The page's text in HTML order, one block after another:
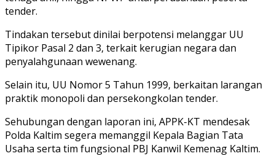
tender.
Tindakan tersebut dinilai berpotensi melanggar UU
Tipikor Pasal 2 dan 3, terkait kerugian negara dan
penyalahgunaan wewenang.
Selain itu, UU Nomor 5 Tahun 1999, berkaitan larangan
praktik monopoli dan persekongkolan tender.
Sehubungan dengan laporan ini, APPK-KT mendesak
Polda Kaltim segera memanggil Kepala Bagian Tata
Usaha serta tim fungsional PBJ Kanwil Kemenag Kaltim.